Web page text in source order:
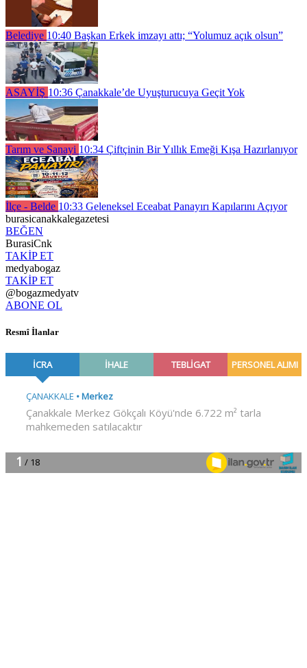
Belediye 10:40 Başkan Erkek imzayı attı; “Yolumuz açık olsun”
ASAYİŞ 10:36 Çanakkale’de Uyuşturucuya Geçit Yok
Tarım ve Sanayi 10:34 Çiftçinin Bir Yıllık Emeği Kışa Hazırlanıyor
İlçe - Belde 10:33 Geleneksel Eceabat Panayırı Kapılarını Açıyor
burasicanakkalegazetesi
BEĞEN
BurasiCnk
TAKİP ET
medyabogaz
TAKİP ET
@bogazmedyatv
ABONE OL
Resmî İlanlar